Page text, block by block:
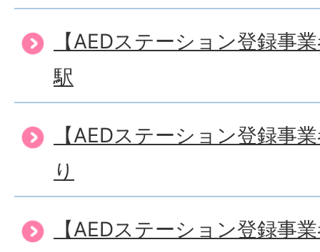
【AEDステーション登録事
駅
【AEDステーション登録事
り
【AEDステーション登録事